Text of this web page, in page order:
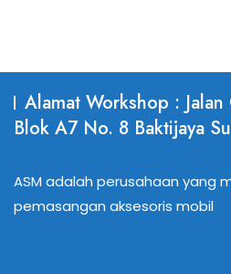
Alamat Workshop : Jalan
Blok A7 No. 8 Baktijaya
ASM adalah perusahaan yang
pemasangan aksesoris mobil